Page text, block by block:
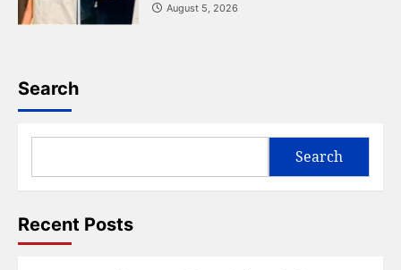
August 5, 2026
Search
Search
Recent Posts